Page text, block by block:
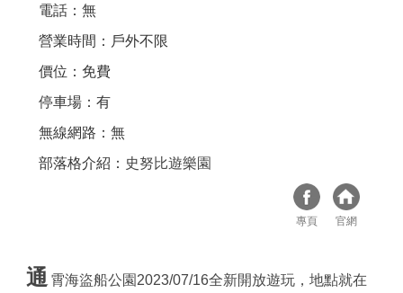
電話：無
營業時間：戶外不限
價位：免費
停車場：有
無線網路：無
部落格介紹： 史努比遊樂園
專頁 官網
通 霄海盜船公園2023/07/16全新開放遊玩，地點就在